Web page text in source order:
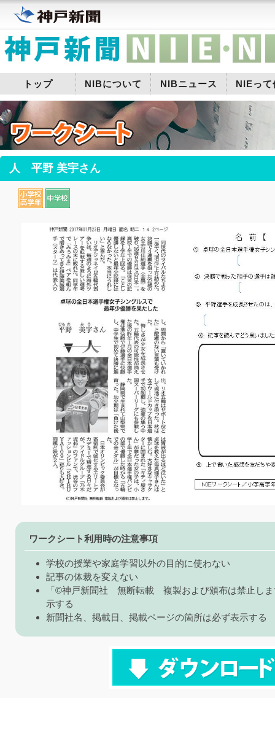
トップ NIBについて NIBニュース NIEって
人 平野 美宇さん
ワークシート利用時の注意事項
学校の授業や家庭学習以外の目的に使わない
記事の体裁を変えない
「©神戸新聞社 無断転載 複製および頒布は禁止しま
示する
新聞社名、掲載日、掲載ページの箇所は必ず表示する